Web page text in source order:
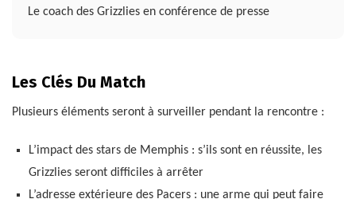
Le coach des Grizzlies en conférence de presse
Les Clés Du Match
Plusieurs éléments seront à surveiller pendant la rencontre :
L’impact des stars de Memphis : s’ils sont en réussite, les
Grizzlies seront difficiles à arrêter
L’adresse extérieure des Pacers : une arme qui peut faire